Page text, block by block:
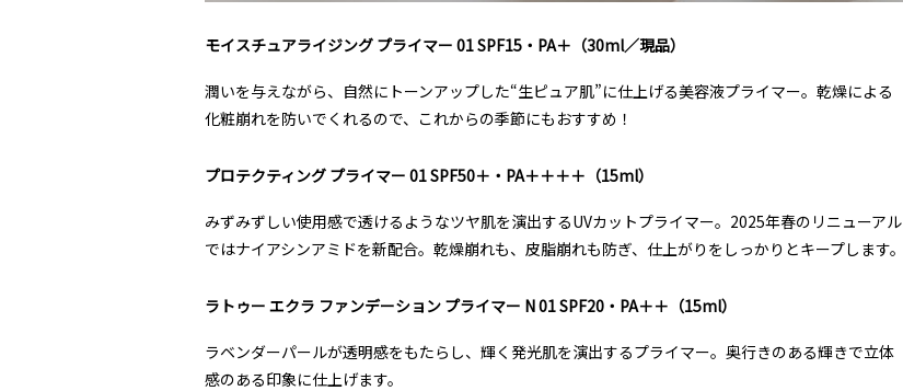
モイスチュアライジング プライマー 01 SPF15・PA＋（30ml／現品）
潤いを与えながら、自然にトーンアップした“生ピュア肌”に仕上げる美容液プライマー。乾燥による
化粧崩れを防いでくれるので、これからの季節にもおすすめ！
プロテクティング プライマー 01 SPF50＋・PA＋＋＋＋（15ml）
みずみずしい使用感で透けるようなツヤ肌を演出するUVカットプライマー。2025年春のリニューアル
ではナイアシンアミドを新配合。乾燥崩れも、皮脂崩れも防ぎ、仕上がりをしっかりとキープします。
ラトゥー エクラ ファンデーション プライマー N 01 SPF20・PA＋＋（15ml）
ラベンダーパールが透明感をもたらし、輝く発光肌を演出するプライマー。奥行きのある輝きで立体
感のある印象に仕上げます。